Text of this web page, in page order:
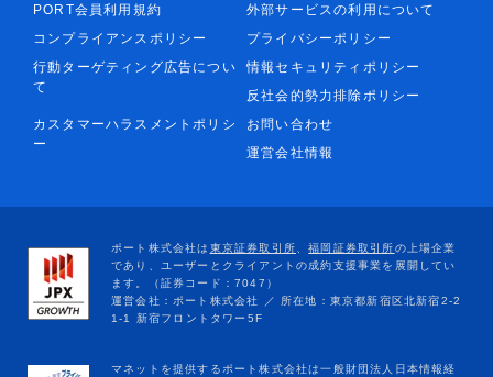
PORT会員利用規約
外部サービスの利用について
コンプライアンスポリシー
プライバシーポリシー
行動ターゲティング広告につい
て
情報セキュリティポリシー
反社会的勢力排除ポリシー
カスタマーハラスメントポリシ
ー
お問い合わせ
運営会社情報